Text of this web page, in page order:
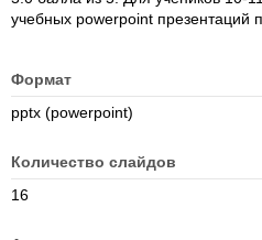
учебных powerpoint презентаций
Формат
pptx (powerpoint)
Количество слайдов
16